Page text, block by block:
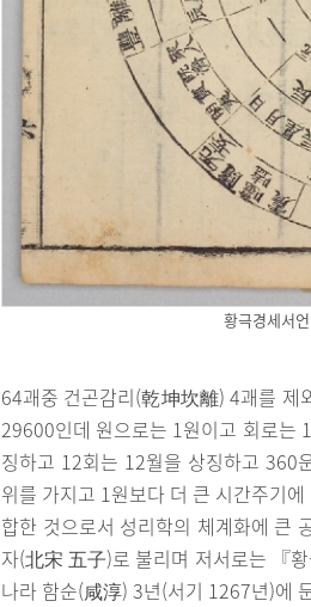
황극경세서
64괘중 건곤감리(乾坤坎離) 4괘를
29600인데 원으로는 1원이고 회로는
징하고 12회는 12월을 상징하고 360
위를 가지고 1원보다 더 큰 시간주기
합한 것으로서 성리학의 체계화에 큰
자(北宋 五子)로 불리며 저서로는 『
나라 함순(咸淳) 3년(서기 1267년)에